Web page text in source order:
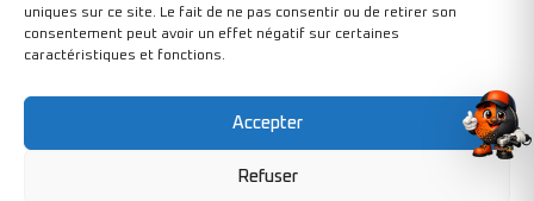
uniques sur ce site. Le fait de ne pas consentir ou de retirer son
consentement peut avoir un effet négatif sur certaines
caractéristiques et fonctions.
Accepter
Refuser
Ponçage
Sécurité au travail